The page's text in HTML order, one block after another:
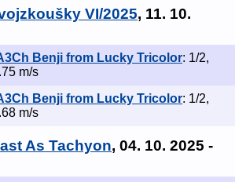
VI/2025, 11. 10.
Benji from Lucky Tricolor: 1/2,
m/s
Benji from Lucky Tricolor: 1/2,
m/s
As Tachyon, 04. 10. 2025 -